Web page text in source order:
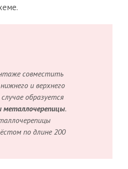
совместить
и верхнего
образуется
металлочерепицы.
по длине 200